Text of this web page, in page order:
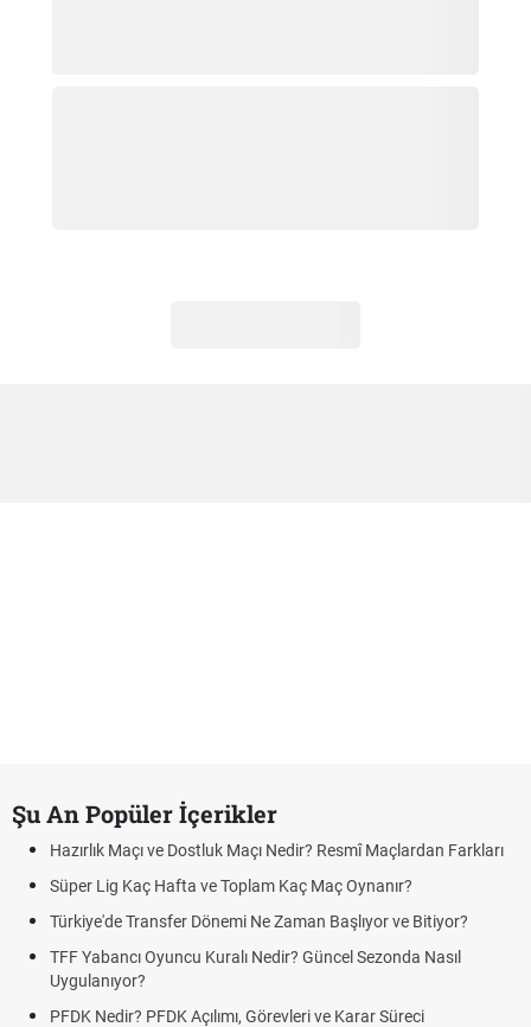
Şu An Popüler İçerikler
Hazırlık Maçı ve Dostluk Maçı Nedir? Resmî Maçlardan Farkları
Süper Lig Kaç Hafta ve Toplam Kaç Maç Oynanır?
Türkiye'de Transfer Dönemi Ne Zaman Başlıyor ve Bitiyor?
TFF Yabancı Oyuncu Kuralı Nedir? Güncel Sezonda Nasıl
Uygulanıyor?
PFDK Nedir? PFDK Açılımı, Görevleri ve Karar Süreci